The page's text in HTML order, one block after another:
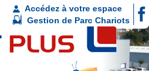
Accédez à votre espace
Gestion de Parc Chariots